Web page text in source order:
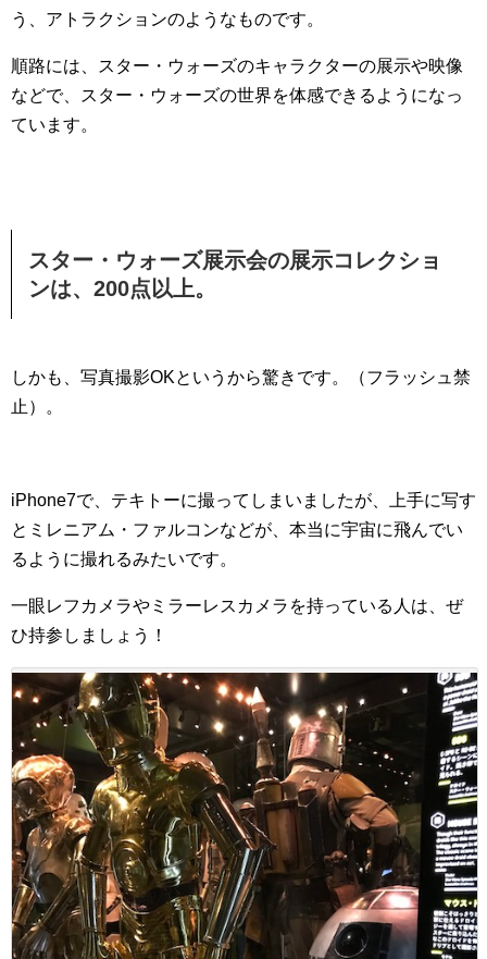
う、アトラクションのようなものです。
順路には、スター・ウォーズのキャラクターの展示や映像
などで、スター・ウォーズの世界を体感できるようになっ
ています。
スター・ウォーズ展示会の展示コレクショ
ンは、200点以上。
しかも、写真撮影OKというから驚きです。（フラッシュ禁
止）。
iPhone7で、テキトーに撮ってしまいましたが、上手に写す
とミレニアム・ファルコンなどが、本当に宇宙に飛んでい
るように撮れるみたいです。
一眼レフカメラやミラーレスカメラを持っている人は、ぜ
ひ持参しましょう！